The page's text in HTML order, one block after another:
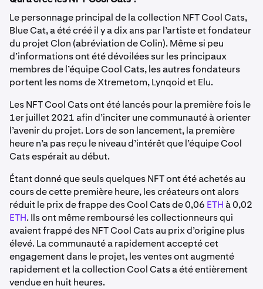
Le personnage principal de la collection NFT Cool Cats,
Blue Cat, a été créé il y a dix ans par l’artiste et fondateur
du projet Clon (abréviation de Colin). Même si peu
d’informations ont été dévoilées sur les principaux
membres de l’équipe Cool Cats, les autres fondateurs
portent les noms de Xtremetom, Lynqoid et Elu.
Les NFT Cool Cats ont été lancés pour la première fois le
1er juillet 2021 afin d’inciter une communauté à orienter
l’avenir du projet. Lors de son lancement, la première
heure n’a pas reçu le niveau d’intérêt que l’équipe Cool
Cats espérait au début.
Étant donné que seuls quelques NFT ont été achetés au
cours de cette première heure, les créateurs ont alors
réduit le prix de frappe des Cool Cats de 0,06 ETHà 0,02
ETH. Ils ont même remboursé les collectionneurs qui
avaient frappé des NFT Cool Cats au prix d’origine plus
élevé. La communauté a rapidement accepté cet
engagement dans le projet, les ventes ont augmenté
rapidement et la collection Cool Cats a été entièrement
vendue en huit heures.